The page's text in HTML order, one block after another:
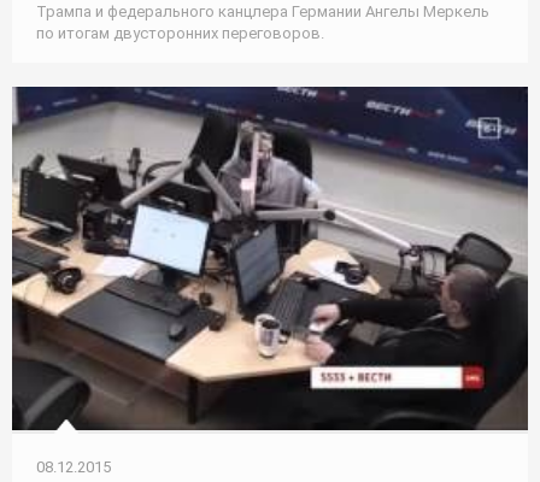
Трампа и федерального канцлера Германии Ангелы Меркель
по итогам двусторонних переговоров.
08.12.2015